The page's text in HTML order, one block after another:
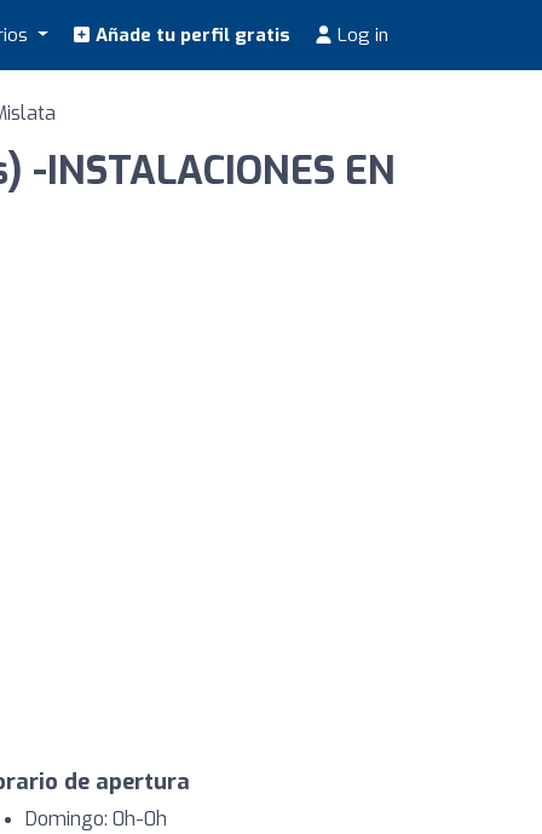
Añade tu perfil gratis Log in
INSTALACIONES EN
de apertura
Domingo: 0h-0h